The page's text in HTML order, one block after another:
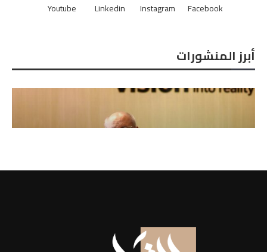
Facebook
Instagram
Linkedin
Youtube
أبرز المنشورات